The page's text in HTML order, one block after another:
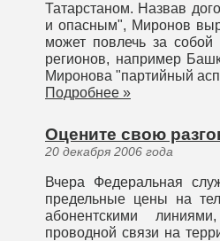
Татарстаном. Назвав
и опасным", Миронов
может повлечь за
регионов, например
Миронова "партийный
Подробнее »
Оцените свою
20 декабря 2006 года
Вчера Федеральная
предельные цены на
абонентскими
проводной связи на